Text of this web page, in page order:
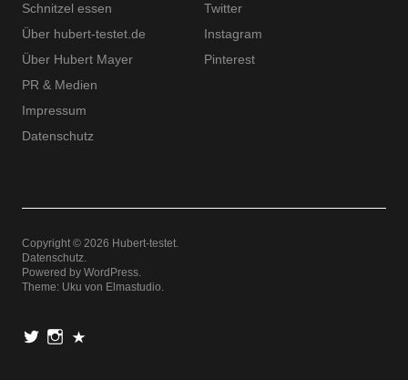
Schnitzel essen
Über hubert-testet.de
Über Hubert Mayer
PR & Medien
Impressum
Datenschutz
Twitter
Instagram
Pinterest
Copyright © 2026 Hubert-testet
Datenschutz
Powered by WordPress
Theme: Uku von Elmastudio